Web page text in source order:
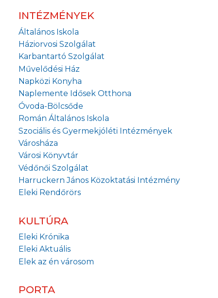
INTÉZMÉNYEK
Általános Iskola
Háziorvosi Szolgálat
Karbantartó Szolgálat
Művelődési Ház
Napközi Konyha
Naplemente Idősek Otthona
Óvoda-Bölcsőde
Román Általános Iskola
Szociális és Gyermekjóléti Intézmények
Városháza
Városi Könyvtár
Védőnői Szolgálat
Harruckern János Közoktatási Intézmény
Eleki Rendőrörs
KULTÚRA
Eleki Krónika
Eleki Aktuális
Elek az én városom
PORTA